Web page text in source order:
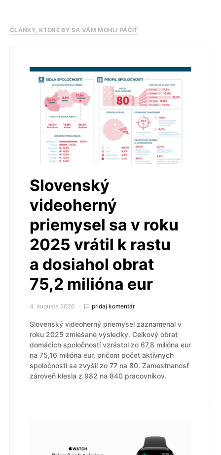
ČLÁNKY, KTORÉ BY SA VÁM MOHLI PÁČIŤ
Slovenský
videoherný
priemysel sa v roku
2025 vrátil k rastu
a dosiahol obrat
75,2 milióna eur
4. augusta 2026 pridaj komentár
Slovenský videoherný priemysel zaznamenal v
roku 2025 zmiešané výsledky. Celkový obrat
domácich spoločností vzrástol zo 67,8 milióna eur
na 75,16 milióna eur, pričom počet aktívnych
spoločností sa zvýšil zo 77 na 80. Zamestnanosť
zároveň klesla z 982 na 840 pracovníkov.